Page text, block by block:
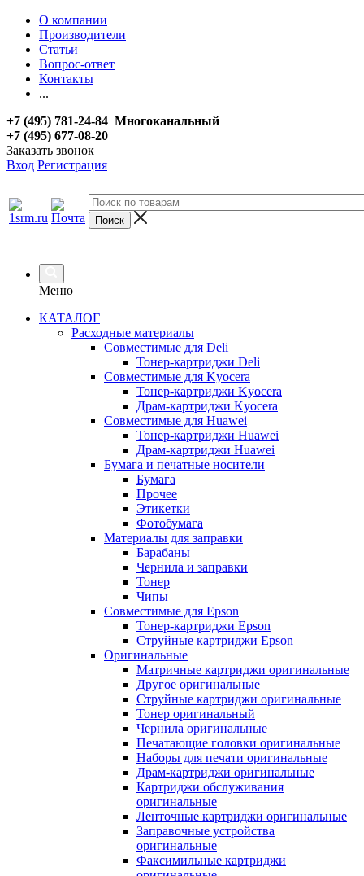
О компании
Производители
Статьи
Вопрос-ответ
Контакты
...
+7 (495) 781-24-84 Многоканальный
+7 (495) 677-08-20
Заказать звонок
Вход Регистрация
Меню
КАТАЛОГ
Расходные материалы
Совместимые для Deli
Тонер-картриджи Deli
Совместимые для Kyocera
Тонер-картриджи Kyocera
Драм-картриджи Kyocera
Совместимые для Huawei
Тонер-картриджи Huawei
Драм-картриджи Huawei
Бумага и печатные носители
Бумага
Прочее
Этикетки
Фотобумага
Материалы для заправки
Барабаны
Чернила и заправки
Тонер
Чипы
Совместимые для Epson
Тонер-картриджи Epson
Струйные картриджи Epson
Оригинальные
Матричные картриджи оригинальные
Другое оригинальные
Струйные картриджи оригинальные
Тонер оригинальный
Чернила оригинальные
Печатающие головки оригинальные
Наборы для печати оригинальные
Драм-картриджи оригинальные
Картриджи обслуживания
оригинальные
Ленточные картриджи оригинальные
Заправочные устройства
оригинальные
Факсимильные картриджи